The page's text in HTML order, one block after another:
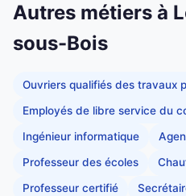
Autres métiers à
sous-Bois
Ouvriers qualifiés des travaux
Employés de libre service du
Ingénieur informatique
Professeur des écoles
Professeur certifié